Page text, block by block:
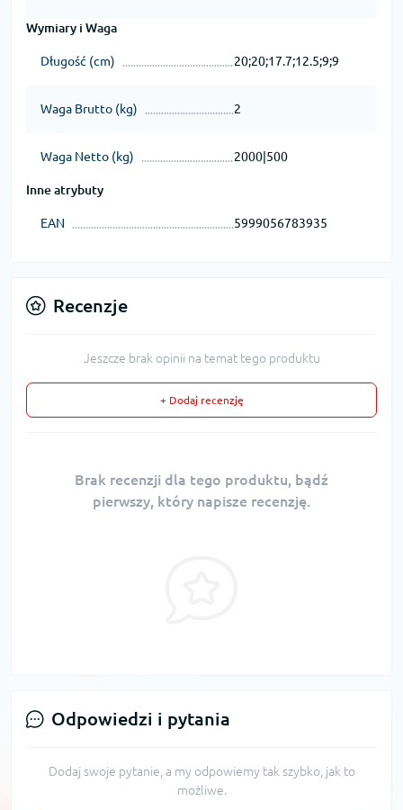
Wymiary i Waga
Długość (cm) 20;20;17.7;12.5;9;9
Waga Brutto (kg) 2
Waga Netto (kg) 2000|500
Inne atrybuty
EAN 5999056783935
Recenzje
Jeszcze brak opinii na temat tego produktu
+ Dodaj recenzję
Brak recenzji dla tego produktu, bądź
pierwszy, który napisze recenzję.
Odpowiedzi i pytania
Dodaj swoje pytanie, a my odpowiemy tak szybko, jak to
możliwe.